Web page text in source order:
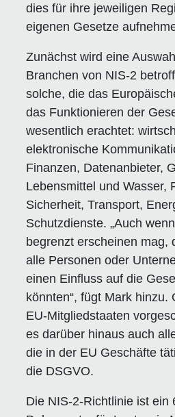
dies für ihre jeweiligen
eigenen Gesetze
Zunächst wird eine
Branchen von NIS-2
solche, die das
das Funktionieren der
wesentlich erachtet:
elektronische
Finanzen, Datenanbieter,
Lebensmittel und Wasser,
Sicherheit, Transport,
Schutzdienste. „Auch
begrenzt erscheinen mag,
alle Personen oder
einen Einfluss auf die
könnten“, fügt Mark hinzu.
EU-Mitgliedstaaten
es darüber hinaus auch
die in der EU Geschäfte
die DSGVO.
Die NIS-2-Richtlinie ist ein